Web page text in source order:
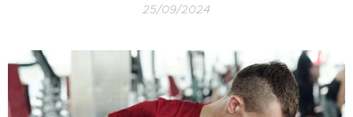
25/09/2024